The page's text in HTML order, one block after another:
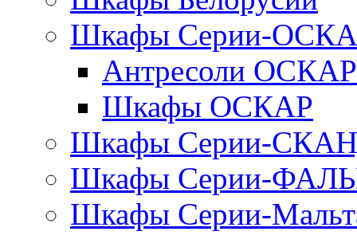
Шкафы Серии-
Антресоли ОСКАР
Шкафы ОСКАР
Шкафы Серии-
Шкафы Серии-
Шкафы Серии-